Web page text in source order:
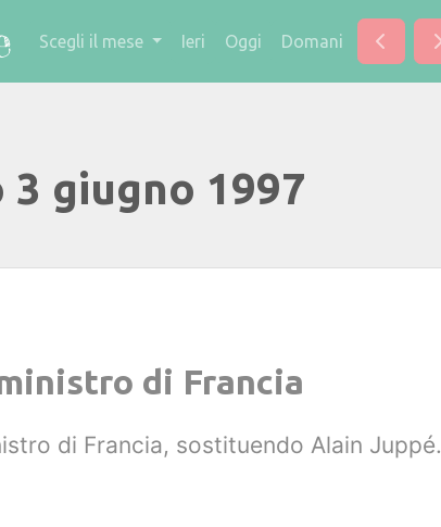
Scegli il mese Ieri Oggi Domani
giugno 1997
di Francia
di Francia, sostituendo Alain Juppé.